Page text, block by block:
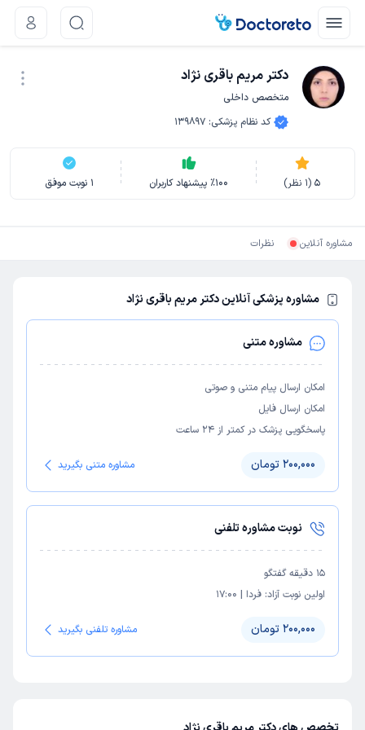
دکتر مریم باقری نژاد
متخصص داخلی
کد نظام پزشکی:
139897
5
(
1 نظر) ٪100 پیشنهاد کاربران 1 نوبت موفق
مشاوره آنلاین نظرات
مشاوره پزشکی آنلاین دکتر مریم باقری نژاد
مشاوره متنی
امکان ارسال پیام متنی و صوتی
امکان ارسال فایل
پاسخگویی پزشک در کمتر از ۲۴ ساعت
200,000 تومان مشاوره متنی بگیرید
نوبت مشاوره تلفنی
15 دقیقه گفتگو
اولین نوبت آزاد: فردا |
17:00
200,000 تومان مشاوره تلفنی بگیرید